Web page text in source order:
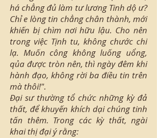
há chẳng đủ làm tư lương Tinh dộ ư?
Chỉ e lòng tin chẳng chân thành, mới
khiến bị chìm nơi hữu lậu. Cho nên
trong việc Tịnh tu, không chước chi
lạ. Muốn công không luống uổng,
qủa được tròn nên, thì ngày đêm khi
hành đạo, không rời ba điều tin trên
mà thôi!".
Đại sư thường tổ chức những kỳ đả
thất, để khuyến khích dại chúng tinh
tấn thêm. Trong các kỳ thất, ngài
khai thị đại ý rằng: